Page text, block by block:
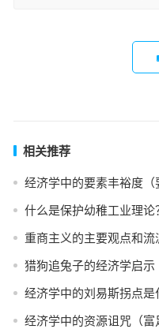
相关推荐
经济学中的要素丰裕度（
什么是保护幼稚工业理论
重商主义的主要观点和流
猎狗追兔子的经济学启示
经济学中的刘易斯拐点是
经济学中的资源诅咒（富